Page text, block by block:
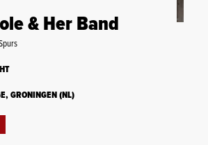
& Her Band
GRONINGEN (NL)